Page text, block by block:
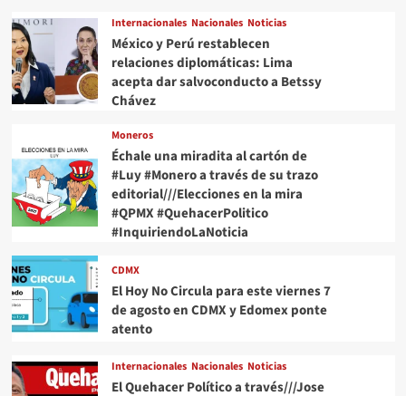
Internacionales Nacionales Noticias
México y Perú restablecen
relaciones diplomáticas: Lima
acepta dar salvoconducto a Betssy
Chávez
Moneros
Échale una miradita al cartón de
#Luy #Monero a través de su trazo
editorial///Elecciones en la mira
#QPMX #QuehacerPolitico
#InquiriendoLaNoticia
CDMX
El Hoy No Circula para este viernes 7
de agosto en CDMX y Edomex ponte
atento
Internacionales Nacionales Noticias
El Quehacer Político a través///Jose